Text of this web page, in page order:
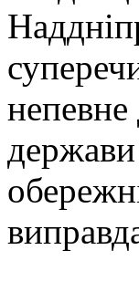
непевне
держави